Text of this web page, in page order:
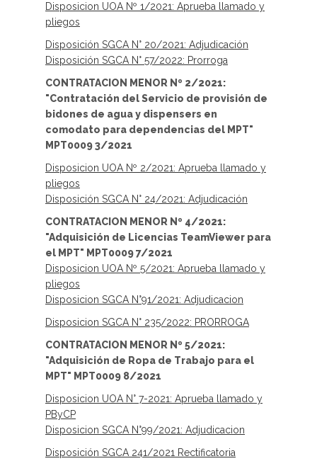
Disposicion UOA Nº 1/2021: Aprueba llamado y
pliegos
Disposición SGCA N° 20/2021: Adjudicación
Disposición SGCA N° 57/2022: Prorroga
CONTRATACION MENOR Nº 2/2021:
"Contratación del Servicio de provisión de
bidones de agua y dispensers en
comodato para dependencias del MPT"
MPT0009 3/2021
Disposicion UOA Nº 2/2021: Aprueba llamado y
pliegos
Disposición SGCA N° 24/2021: Adjudicación
CONTRATACION MENOR Nº 4/2021:
"Adquisición de Licencias TeamViewer para
el MPT" MPT0009 7/2021
Disposicion UOA Nº 5/2021: Aprueba llamado y
pliegos
Disposicion SGCA N°91/2021: Adjudicacion
Disposicion SGCA N° 235/2022: PRORROGA
CONTRATACION MENOR Nº 5/2021:
"Adquisición de Ropa de Trabajo para el
MPT" MPT0009 8/2021
Disposicion UOA N° 7-2021: Aprueba llamado y
PByCP
Disposicion SGCA N°99/2021: Adjudicacion
Disposición SGCA 241/2021 Rectificatoria